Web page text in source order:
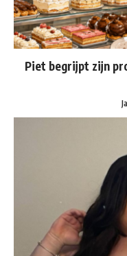
Piet begrijpt zijn